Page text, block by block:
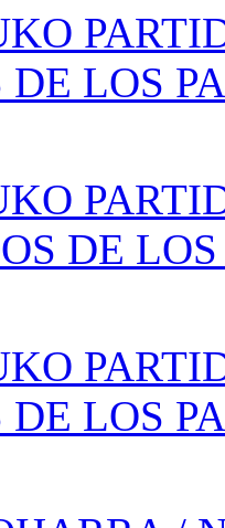
DE LOS
DE
DE LOS